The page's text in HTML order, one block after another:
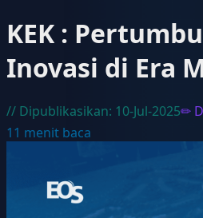
KEK :
Inovasi di Era
// Dipublikasikan: 10-Jul-2025✏
11 menit baca